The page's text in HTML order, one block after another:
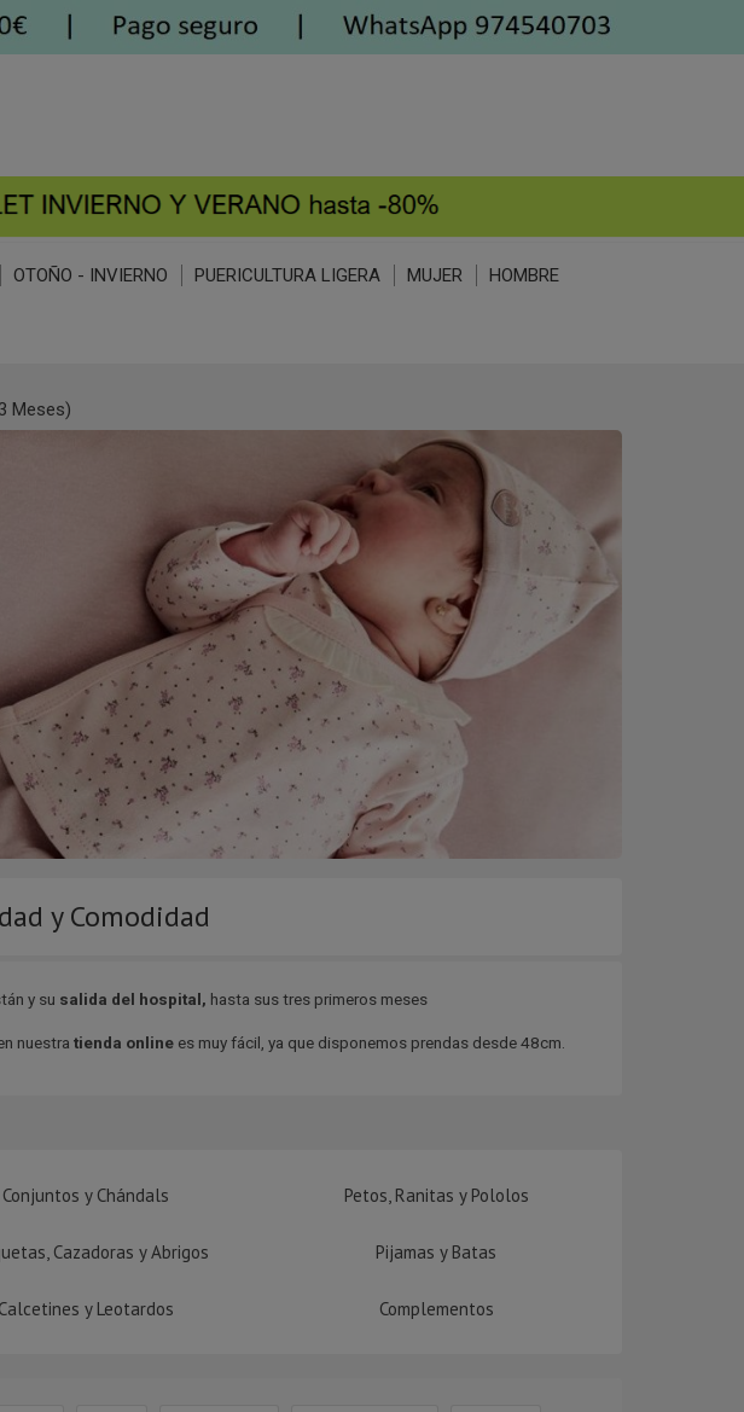
OTOÑO - INVIERNO PUERICULTURA LIGERA MUJER HOMBRE
Meses)
y Comodidad
y su salida del hospital, hasta sus tres primeros meses
nuestra tienda onlinees muy fácil, ya que disponemos prendas desde 48cm.
Conjuntos y Chándals Petos, Ranitas y Pololos
Cazadoras y Abrigos Pijamas y Batas
Calcetines y Leotardos Complementos